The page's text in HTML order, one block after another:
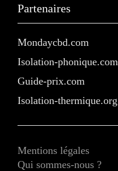
Partenaires
Mondaycbd.com
Isolation-phonique.com
Guide-prix.com
Isolation-thermique.org
Mentions légales
Qui sommes-nous ?